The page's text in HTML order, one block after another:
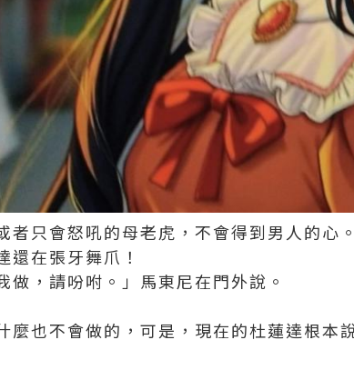
只會怒吼的母老虎，不會得到男人的心。
還在張牙舞爪！
做，請吩咐。」馬東尼在門外說。
麼也不會做的，可是，現在的杜蓮達根本